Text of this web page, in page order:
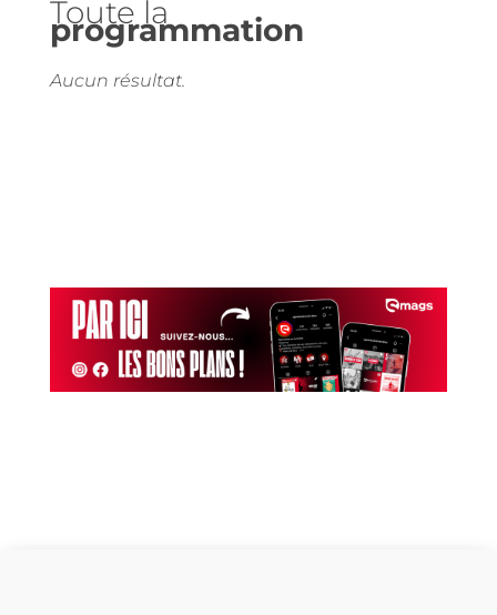
Toute la
programmation
Aucun résultat.